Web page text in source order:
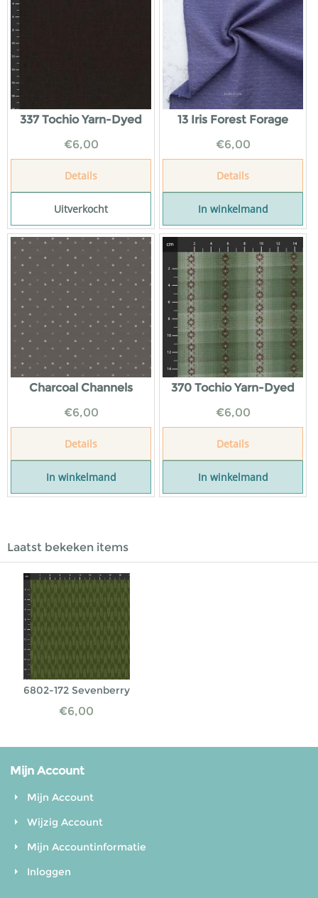
337 Tochio Yarn-Dyed
€6,00
Details
Uitverkocht
13 Iris Forest Forage
€6,00
Details
In winkelmand
Charcoal Channels
€6,00
Details
In winkelmand
370 Tochio Yarn-Dyed
€6,00
Details
In winkelmand
Laatst bekeken items
6802-172 Sevenberry
€6,00
Mijn Account
Mijn Account
Wijzig Account
Mijn Accountinformatie
Inloggen